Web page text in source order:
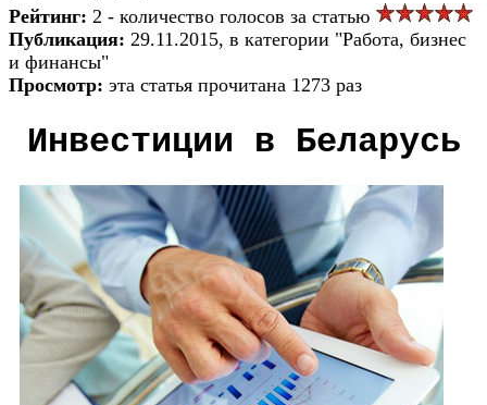
Рейтинг: 2 - количество голосов за статью
Публикация: 29.11.2015, в категории "Работа, бизнес
и финансы"
Просмотр: эта статья прочитана 1273 раз
Инвестиции в Беларусь